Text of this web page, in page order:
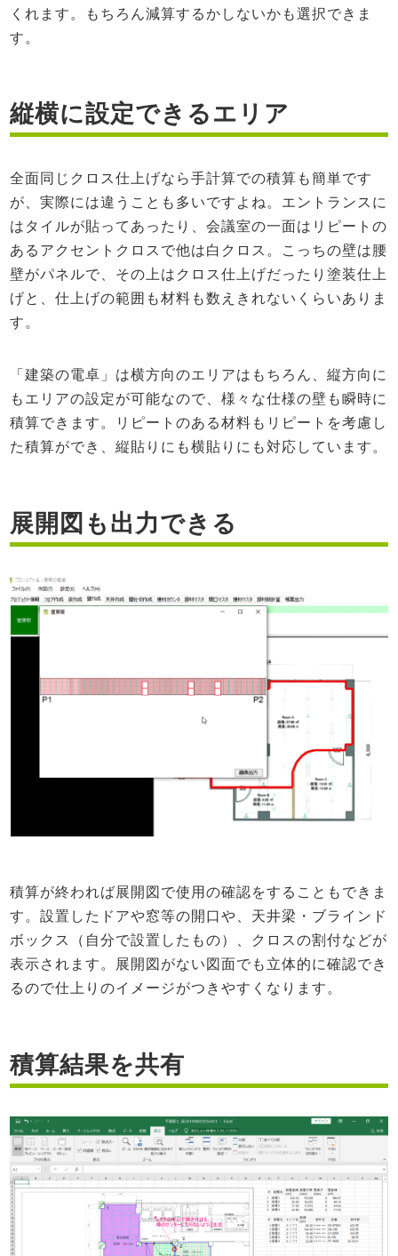
くれます。もちろん減算するかしないかも選択できま
す。
縦横に設定できるエリア
全面同じクロス仕上げなら手計算での積算も簡単です
が、実際には違うことも多いですよね。エントランスに
はタイルが貼ってあったり、会議室の一面はリピートの
あるアクセントクロスで他は白クロス。こっちの壁は腰
壁がパネルで、その上はクロス仕上げだったり塗装仕上
げと、仕上げの範囲も材料も数えきれないくらいありま
す。
「建築の電卓」は横方向のエリアはもちろん、縦方向に
もエリアの設定が可能なので、様々な仕様の壁も瞬時に
積算できます。リピートのある材料もリピートを考慮し
た積算ができ、縦貼りにも横貼りにも対応しています。
展開図も出力できる
積算が終われば展開図で使用の確認をすることもできま
す。設置したドアや窓等の開口や、天井梁・ブラインド
ボックス（自分で設置したもの）、クロスの割付などが
表示されます。展開図がない図面でも立体的に確認でき
るので仕上りのイメージがつきやすくなります。
積算結果を共有